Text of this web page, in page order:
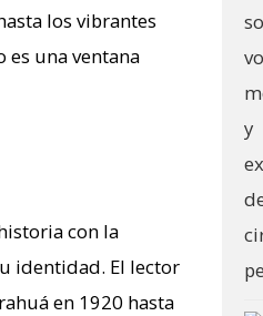
los vibrantes
es una ventana
con la
identidad. El lector
en 1920 hasta